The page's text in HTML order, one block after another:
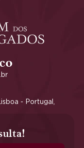
- Portugal,